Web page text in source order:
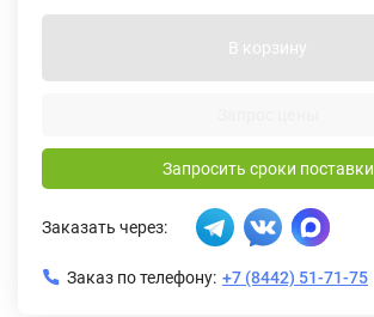
В корзину
Запросить сроки поставки
Заказать через:
Заказ по телефону: +7 (8442) 51-71-75